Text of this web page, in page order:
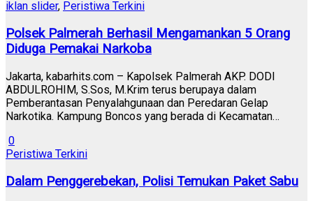
iklan slider, Peristiwa Terkini
Polsek Palmerah Berhasil Mengamankan 5 Orang
Diduga Pemakai Narkoba
Jakarta, kabarhits.com – Kapolsek Palmerah AKP. DODI
ABDULROHIM, S.Sos, M.Krim terus berupaya dalam
Pemberantasan Penyalahgunaan dan Peredaran Gelap
Narkotika. Kampung Boncos yang berada di Kecamatan…
0
Peristiwa Terkini
Dalam Penggerebekan, Polisi Temukan Paket Sabu